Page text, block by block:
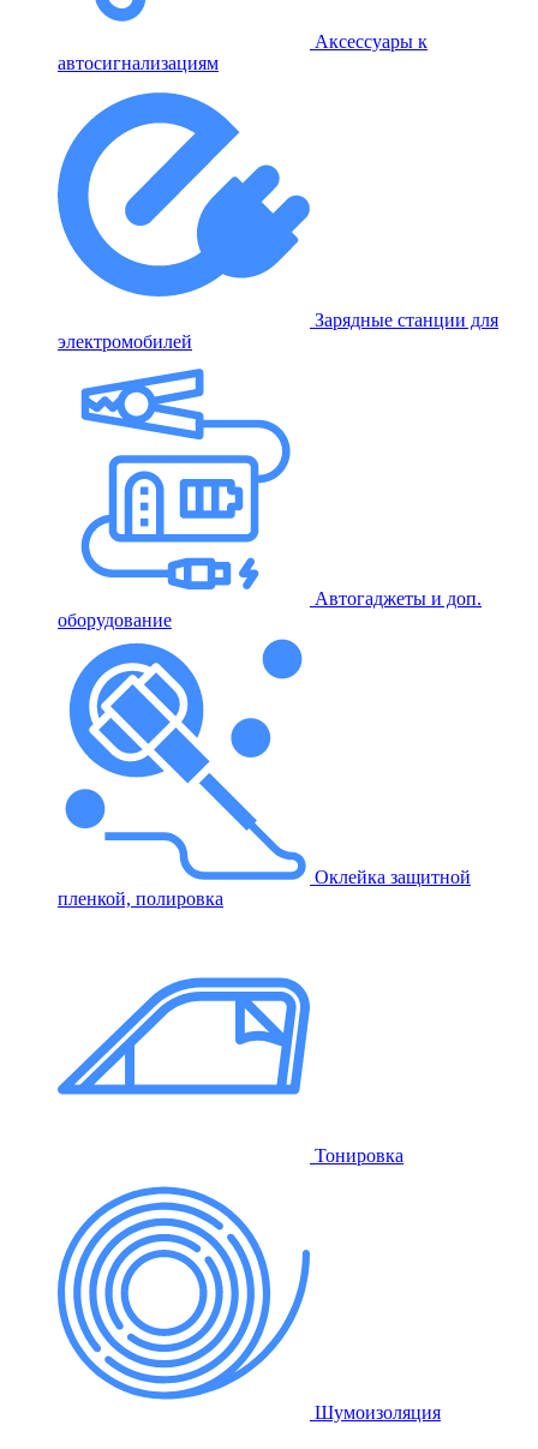
Аксессуары к
автосигнализациям
Зарядные станции для
электромобилей
Автогаджеты и доп.
оборудование
Оклейка защитной
пленкой, полировка
Тонировка
Шумоизоляция